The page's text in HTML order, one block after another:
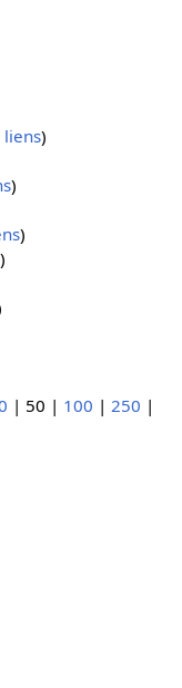
)
)
)
)
| 50 | 100 | 250 |